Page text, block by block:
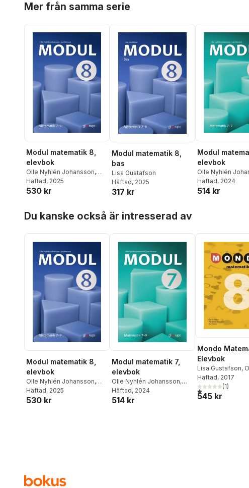
Mer från samma serie
Modul matematik 8,
elevbok
Olle Nyhlén Johansson,
Jan Persson
Häftad, 2025
530 kr
Modul matematik 8,
bas
Lisa Gustafson
Häftad, 2025
317 kr
Modul
elevbok
Olle Nyhlén
Jan Persson
Häftad, 2024
514 kr
Du kanske också är intresserad av
Modul matematik 8,
elevbok
Olle Nyhlén Johansson,
Jan Persson
Häftad, 2025
530 kr
Modul matematik 7,
elevbok
Olle Nyhlén Johansson,
Jan Persson
Häftad, 2024
514 kr
Mondo
Elevbok
Lisa Gustafson,
Johansson,Jan
Häftad, 2017
1,0utav 5(1)
545 kr